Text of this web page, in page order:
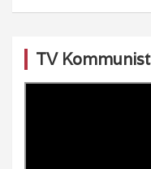
TV Kommunist